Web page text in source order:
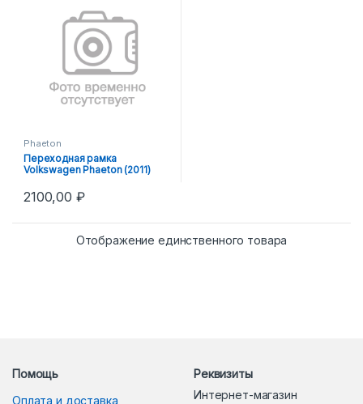
Phaeton
Переходная рамка
Volkswagen Phaeton (2011)
2100,00 ₽
Отображение единственного товара
Помощь
Оплата и доставка
Реквизиты
Интернет-магазин